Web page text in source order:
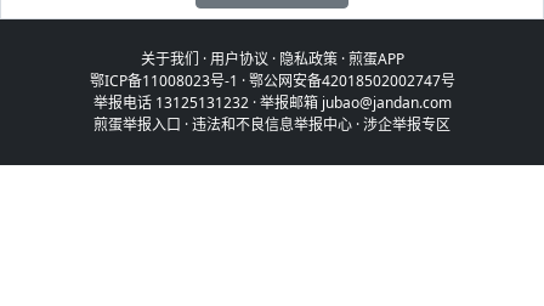
关于我们 ·用户协议 · 隐私政策·煎蛋APP
鄂ICP备11008023号-1 ·鄂公网安备42018502002747号
举报电话 13125131232 · 举报邮箱 jubao@jandan.com
煎蛋举报入口 ·违法和不良信息举报中心 ·涉企举报专区